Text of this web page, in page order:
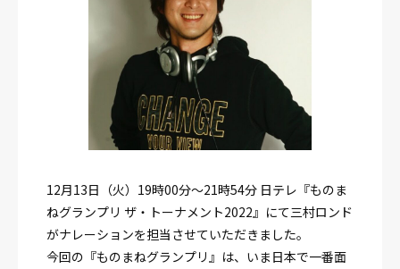
12月13日（火）19時00分〜21時54分 日テレ『ものま
ねグランプリ ザ・トーナメント2022』にて三村ロンド
がナレーションを担当させていただきました。
今回の『ものまねグランプリ』は、いま日本で一番面